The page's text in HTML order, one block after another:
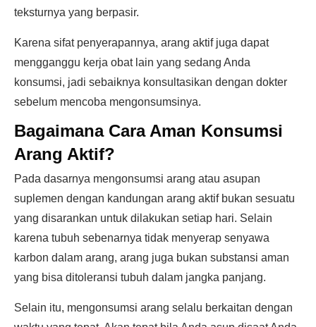
teksturnya yang berpasir.
Karena sifat penyerapannya, arang aktif juga dapat
mengganggu kerja obat lain yang sedang Anda
konsumsi, jadi sebaiknya konsultasikan dengan dokter
sebelum mencoba mengonsumsinya.
Bagaimana Cara Aman Konsumsi
Arang Aktif?
Pada dasarnya mengonsumsi arang atau asupan
suplemen dengan kandungan arang aktif bukan sesuatu
yang disarankan untuk dilakukan setiap hari. Selain
karena tubuh sebenarnya tidak menyerap senyawa
karbon dalam arang, arang juga bukan substansi aman
yang bisa ditoleransi tubuh dalam jangka panjang.
Selain itu, mengonsumsi arang selalu berkaitan dengan